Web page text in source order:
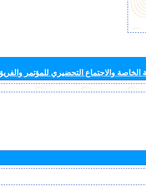
الخاصة والاجتماع التحضيري للمؤتمر